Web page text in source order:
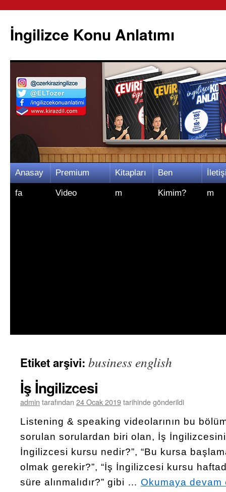
İngilizce Konu Anlatımı
İçeriğe
atla
Anasay
fa
Premium
Video
Kitapları
m
Ben
Kimim? m
Etiket arşivi: business english
İş İngilizcesi
admin tarafından 24 Ocak 2019tarihinde gönderildi
Listening & speaking videolarının bu
sorulan sorulardan biri olan, İş İngilizcesini
İngilizcesi kursu nedir?”, “Bu kursa
olmak gerekir?”, “İş İngilizcesi kursu
süre alınmalıdır?” gibi … Okumaya